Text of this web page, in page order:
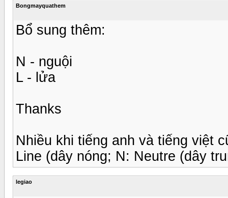
Bongmayquathem
Bổ sung thêm:
N - nguội
L - lửa
Thanks
Nhiều khi tiếng anh và tiếng việt
Line (dây nóng; N: Neutre (dây
legiao